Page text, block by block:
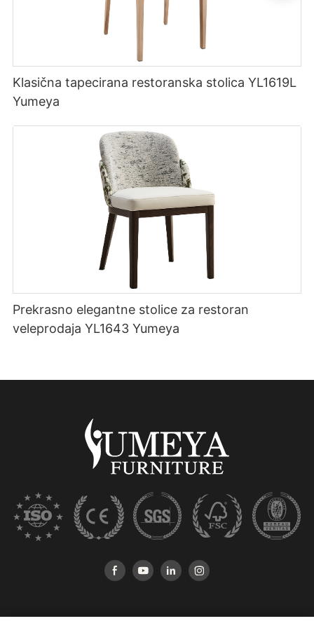
Klasična tapecirana restoranska stolica YL1619L
Yumeya
Prekrasno elegantne stolice za restoran
veleprodaja YL1643 Yumeya